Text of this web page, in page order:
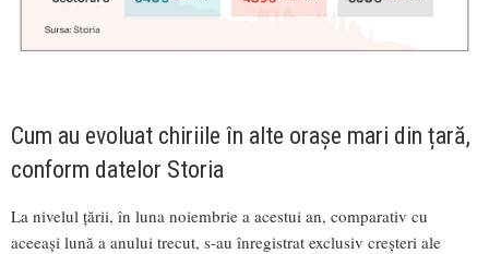
Cum au evoluat chiriile în alte orașe mari din țară,
conform datelor Storia
La nivelul țării, în luna noiembrie a acestui an, comparativ cu
aceeași lună a anului trecut, s-au înregistrat exclusiv creșteri ale